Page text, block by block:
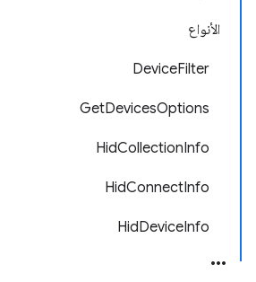
الأنواع
DeviceFilter
GetDevicesOptions
HidCollectionInfo
HidConnectInfo
HidDeviceInfo